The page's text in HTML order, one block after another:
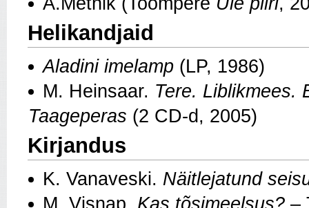
Helikandjaid
Aladini imelamp (LP, 1986)
M. Heinsaar. Tere. Liblikmees.
Taageperas (2 CD-d, 2005)
Kirjandus
K. Vanaveski. Näitlejatund
M. Visnap. Kas tõsimeelsus? –